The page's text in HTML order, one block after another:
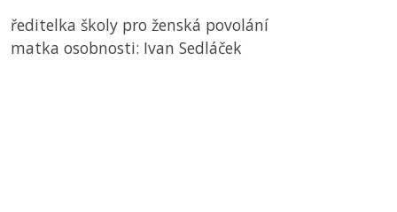
ředitelka školy pro ženská povolání
matka osobnosti: Ivan Sedláček